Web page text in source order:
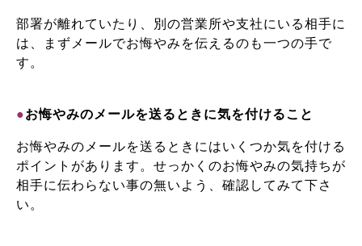
部署が離れていたり、別の営業所や支社にいる相手に
は、まずメールでお悔やみを伝えるのも一つの手で
す。
●お悔やみのメールを送るときに気を付けること
お悔やみのメールを送るときにはいくつか気を付ける
ポイントがあります。せっかくのお悔やみの気持ちが
相手に伝わらない事の無いよう、確認してみて下さ
い。